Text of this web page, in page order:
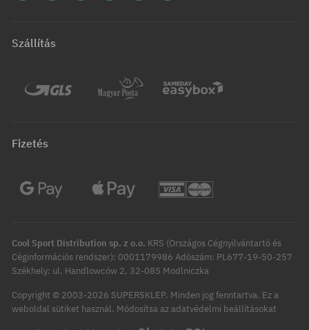
Szállítás
Fizetés
Cool Sport Distribution sp. z o.o. KRS (Országos Cégnyilvántartó és
Céginformációs rendszer): 0001179986 Adószám: PL677-19-50-257
Székhely: ul. Handlowców 2, 32-085 Modlniczka
Copyright © 2003-2026 SUPERSKLEP. Minden jog fenntartva. Ez a
weboldal sütiket használ. Módosítsa az adatvédelmi beállításokat